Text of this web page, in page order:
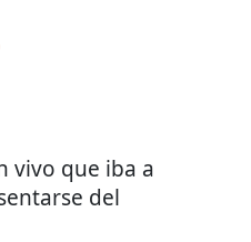
vivo que iba a
del